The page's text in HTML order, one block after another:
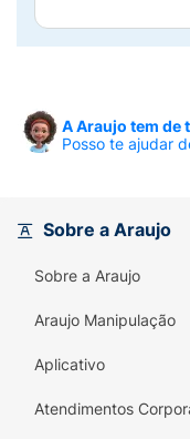
com o prazo
Contra-
Precauções:
utilizado
orientação
A Araujo tem de
Posso te ajudar
Sobre a Araujo
Sobre a Araujo
Araujo Manipulação
Aplicativo
Atendimentos